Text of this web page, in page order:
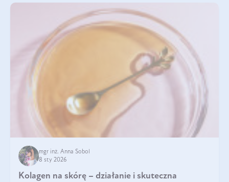
mgr inż. Anna Sobol
8 sty 2026
Kolagen na skórę – działanie i skuteczna